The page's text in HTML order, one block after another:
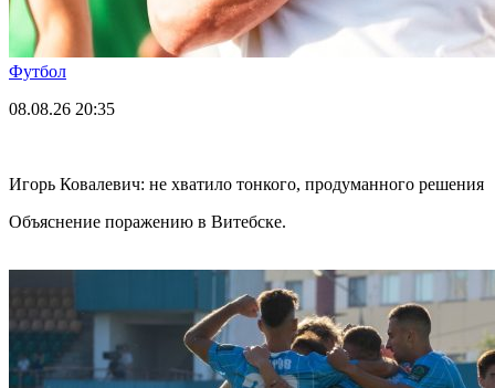
Футбол
08.08.26 20:35
Игорь Ковалевич: не хватило тонкого, продуманного решения
Объяснение поражению в Витебске.